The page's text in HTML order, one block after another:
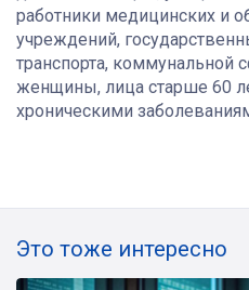
работники медицинских и
учреждений,
транспорта,
женщины, лица старше 60
хроническими
Это тоже интересно